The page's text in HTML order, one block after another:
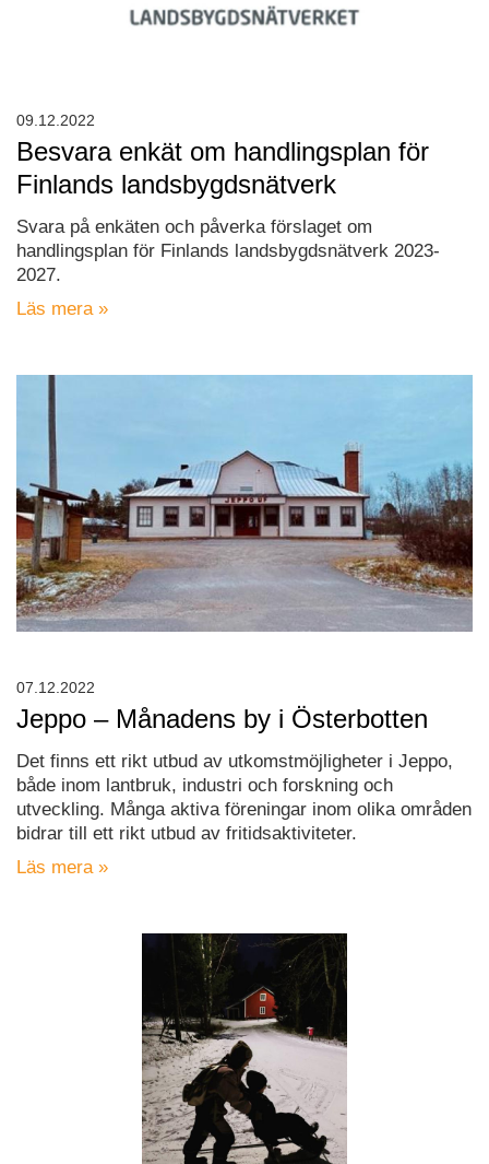
Besvara enkät om handlingsplan för
Finlands landsbygdsnätverk
Svara på enkäten och påverka förslaget om
handlingsplan för Finlands landsbygdsnätverk 2023-
2027.
Läs mera »
09.12.2022
Jeppo – Månadens by i Österbotten
Det finns ett rikt utbud av utkomstmöjligheter i Jeppo,
både inom lantbruk, industri och forskning och
utveckling. Många aktiva föreningar inom olika områden
bidrar till ett rikt utbud av fritidsaktiviteter.
Läs mera »
07.12.2022